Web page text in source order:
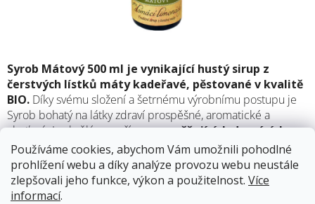
Používáme cookies, abychom Vám umožnili pohodlné
prohlížení webu a díky analýze provozu webu neustále
zlepšovali jeho funkce, výkon a použitelnost. Více
informací.
Skladem 13.8.2026
Syrob Mátový 500 ml je vynikající hustý sirup z
čerstvých lístků máty kadeřavé, pěstované v kvalitě
BIO. Díky svému složení a šetrnému výrobnímu postupu je
Syrob bohatý na látky zdraví prospěšné, aromatické a
chuťové. Je skvělý pro přípravuosvěžujících domácích
limonád.